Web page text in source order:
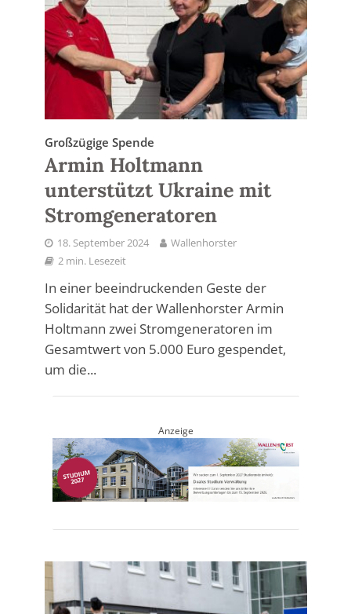
Großzügige Spende
Armin Holtmann
unterstützt Ukraine mit
Stromgeneratoren
18. September 2024
Wallenhorster
2 min. Lesezeit
In einer beeindruckenden Geste der
Solidarität hat der Wallenhorster Armin
Holtmann zwei Stromgeneratoren im
Gesamtwert von 5.000 Euro gespendet,
um die...
Anzeige